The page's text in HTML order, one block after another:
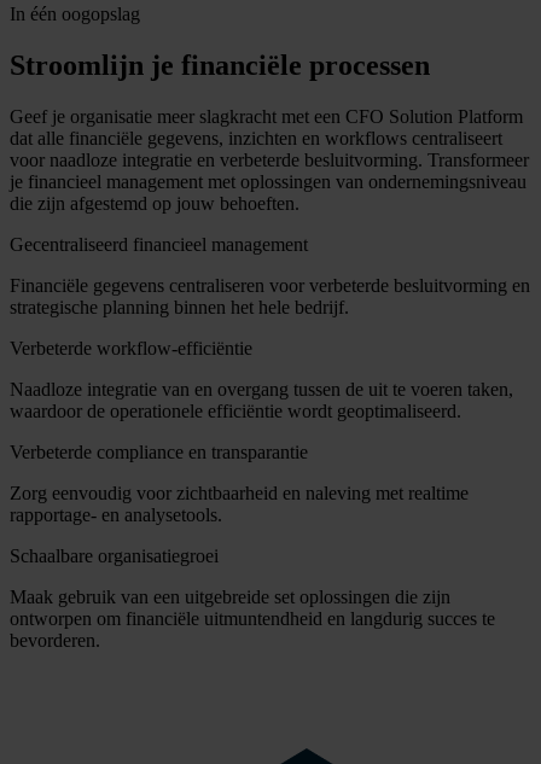
In één oogopslag
Stroomlijn je financiële processen
Geef je organisatie meer slagkracht met een CFO Solution Platform
dat alle financiële gegevens, inzichten en workflows centraliseert
voor naadloze integratie en verbeterde besluitvorming. Transformeer
je financieel management met oplossingen van ondernemingsniveau
die zijn afgestemd op jouw behoeften.
Gecentraliseerd financieel management
Financiële gegevens centraliseren voor verbeterde besluitvorming en
strategische planning binnen het hele bedrijf.
Verbeterde workflow-efficiëntie
Naadloze integratie van en overgang tussen de uit te voeren taken,
waardoor de operationele efficiëntie wordt geoptimaliseerd.
Verbeterde compliance en transparantie
Zorg eenvoudig voor zichtbaarheid en naleving met realtime
rapportage- en analysetools.
Schaalbare organisatiegroei
Maak gebruik van een uitgebreide set oplossingen die zijn
ontworpen om financiële uitmuntendheid en langdurig succes te
bevorderen.